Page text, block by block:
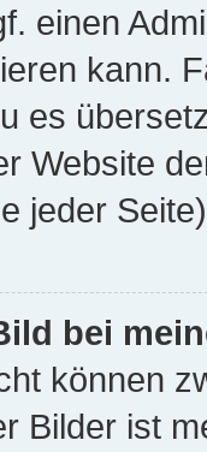
einen
kann.
es
Website
jeder
bei
können
Bilder ist